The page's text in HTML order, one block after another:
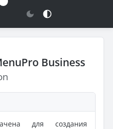
Business
для создания